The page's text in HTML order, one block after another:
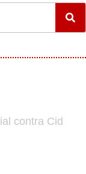
contra Cid